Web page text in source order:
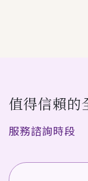
值得信賴的
服務諮詢時段